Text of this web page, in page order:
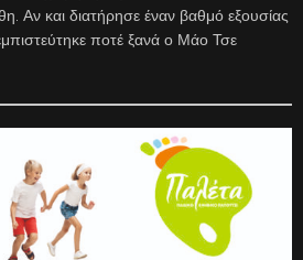
Αν και διατήρησε έναν βαθμό εξουσίας
ποτέ ξανά ο Μάο Τσε